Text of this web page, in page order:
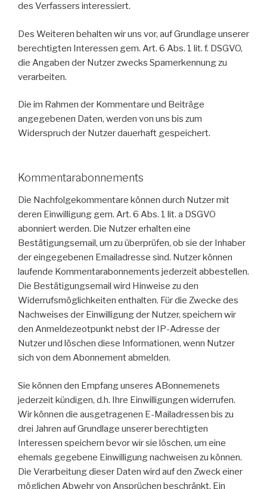
des Verfassers interessiert.
Des Weiteren behalten wir uns vor, auf Grundlage unserer
berechtigten Interessen gem. Art. 6 Abs. 1 lit. f. DSGVO,
die Angaben der Nutzer zwecks Spamerkennung zu
verarbeiten.
Die im Rahmen der Kommentare und Beiträge
angegebenen Daten, werden von uns bis zum
Widerspruch der Nutzer dauerhaft gespeichert.
Kommentarabonnements
Die Nachfolgekommentare können durch Nutzer mit
deren Einwilligung gem. Art. 6 Abs. 1 lit. a DSGVO
abonniert werden. Die Nutzer erhalten eine
Bestätigungsemail, um zu überprüfen, ob sie der Inhaber
der eingegebenen Emailadresse sind. Nutzer können
laufende Kommentarabonnements jederzeit abbestellen.
Die Bestätigungsemail wird Hinweise zu den
Widerrufsmöglichkeiten enthalten. Für die Zwecke des
Nachweises der Einwilligung der Nutzer, speichern wir
den Anmeldezeotpunkt nebst der IP-Adresse der
Nutzer und löschen diese Informationen, wenn Nutzer
sich von dem Abonnement abmelden.
Sie können den Empfang unseres ABonnemenets
jederzeit kündigen, d.h. Ihre Einwilligungen widerrufen.
Wir können die ausgetragenen E-Mailadressen bis zu
drei Jahren auf Grundlage unserer berechtigten
Interessen speichern bevor wir sie löschen, um eine
ehemals gegebene Einwilligung nachweisen zu können.
Die Verarbeitung dieser Daten wird auf den Zweck einer
möglichen Abwehr von Ansprüchen beschränkt. Ein